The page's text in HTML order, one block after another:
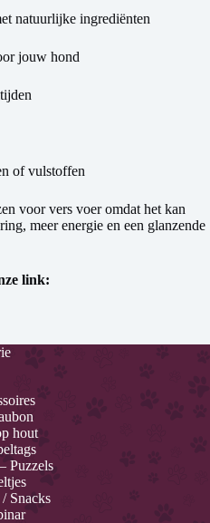
natuurlijke ingrediënten
jouw hond
of vulstoffen
voor vers voer omdat het kan
meer energie en een glanzende
link:
hout
Puzzels
Snacks